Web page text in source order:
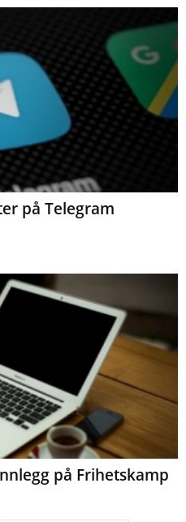
på Telegram
på Frihetskamp